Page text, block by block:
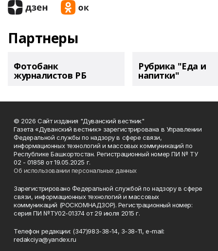
Партнеры
Фотобанк
журналистов РБ
Рубрика "Еда и
напитки"
© 2026 Сайт издания "Дуванский вестник"
Газета «Дуванский вестник» зарегистрирована в Управлении
Федеральной службы по надзору в сфере связи,
информационных технологий и массовых коммуникаций по
Республике Башкортостан. Регистрационный номер ПИ № ТУ
02 - 01858 от 19.05.2025 г.
Об использовании персональных данных
Зарегистрировано Федеральной службой по надзору в сфере
связи, информационных технологий и массовых
коммуникаций (РОСКОМНАДЗОР). Регистрационный номер:
серия ПИ №ТУ02-01374 от 29 июля 2015 г.
Телефон редакции: (347)983-38-14, 3-38-11, e-mail:
redakciya@yandex.ru